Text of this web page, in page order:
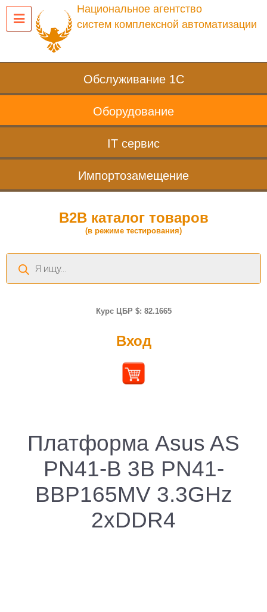
Национальное агентство
систем комплексной автоматизации
Обслуживание 1С
Оборудование
IT сервис
Импортозамещение
B2B каталог товаров
(в режиме тестирования)
Поиск
товаров
Курс ЦБР $: 82.1665
Вход
Платформа Asus AS
PN41-B 3B PN41-
BBP165MV 3.3GHz
2xDDR4